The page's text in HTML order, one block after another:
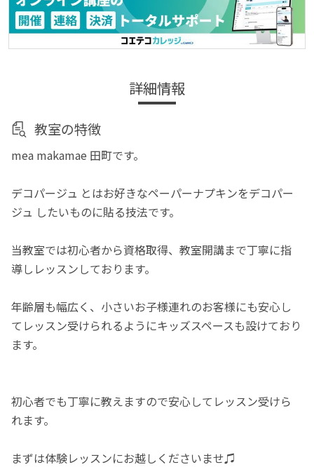
詳細情報
教室の特徴
mea makamae 田町です。
デコパージュ とはお好きなペーパーナプキンをデコパー
ジュ したいものに貼る技法です。
当教室では初心者から資格取得、教室開講まで丁寧に指
導しレッスンしております。
年齢層も幅広く、小さいお子様連れのお客様にも安心し
てレッスン受けられるようにキッズスペースも設けており
ます。
初心者でも丁寧に教えますので安心してレッスン受けら
れます。
まずは体験レッスンにお越しくださいませ♫